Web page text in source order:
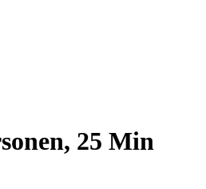
25 Min